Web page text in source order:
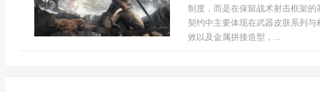
制度，而是在保留战术射击框架
契约中主要体现在武器皮肤系列
效以及金属拼接造型，...